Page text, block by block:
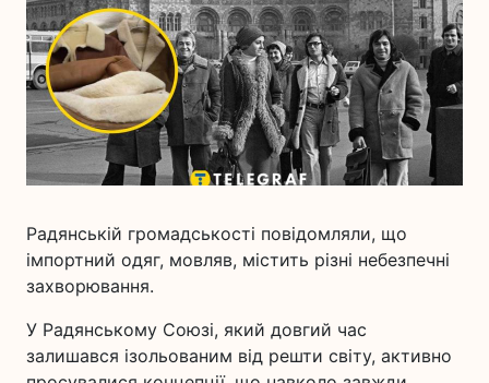
Радянській громадськості повідомляли, що
імпортний одяг, мовляв, містить різні небезпечні
захворювання.
У Радянському Союзі, який довгий час
залишався ізольованим від решти світу, активно